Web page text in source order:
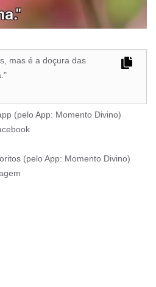
mas é a doçura das
(pelo App: Momento Divino)
(pelo App: Momento Divino)